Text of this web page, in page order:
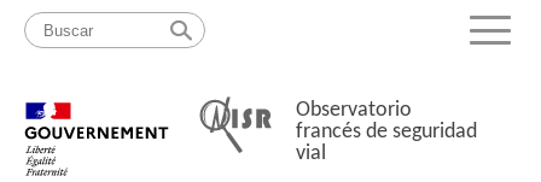
Pasar
contenido
Mapa
web
Menu
Observatorio
francés de seguridad
vial